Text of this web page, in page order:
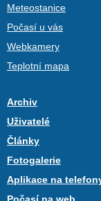
Meteostanice
Počasí u vás
Webkamery
Teplotní mapa
Archiv
Uživatelé
Články
Fotogalerie
Aplikace na